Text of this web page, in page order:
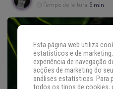
Tempo de leitura: 5 min
Esta página web utiliza
estatísticos e de
experiência de navegação
acções de marketing do
análises estatísticas. Para